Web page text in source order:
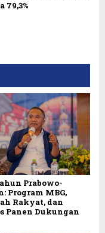
79,3%
Prabowo-
Program MBG,
Rakyat, dan
Panen Dukungan